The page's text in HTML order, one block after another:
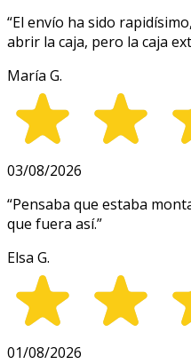
“El envío ha sido
abrir la caja, pero la caja
María G.
03/08/2026
“Pensaba que estaba
que fuera así.”
Elsa G.
01/08/2026